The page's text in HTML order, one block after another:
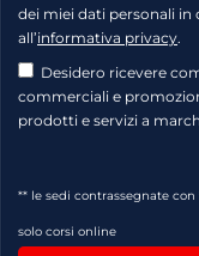
dei miei dati personali in
all’informativa privacy.
Desidero ricevere
commerciali e
prodotti e servizi a
** le sedi contrassegnate
solo corsi online